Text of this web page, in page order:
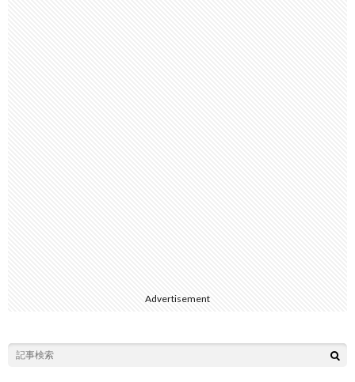
Advertisement